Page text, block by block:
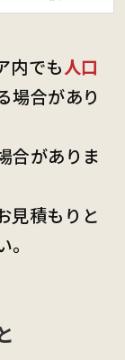
内でも人口
場合があり
合がありま
見積もりと